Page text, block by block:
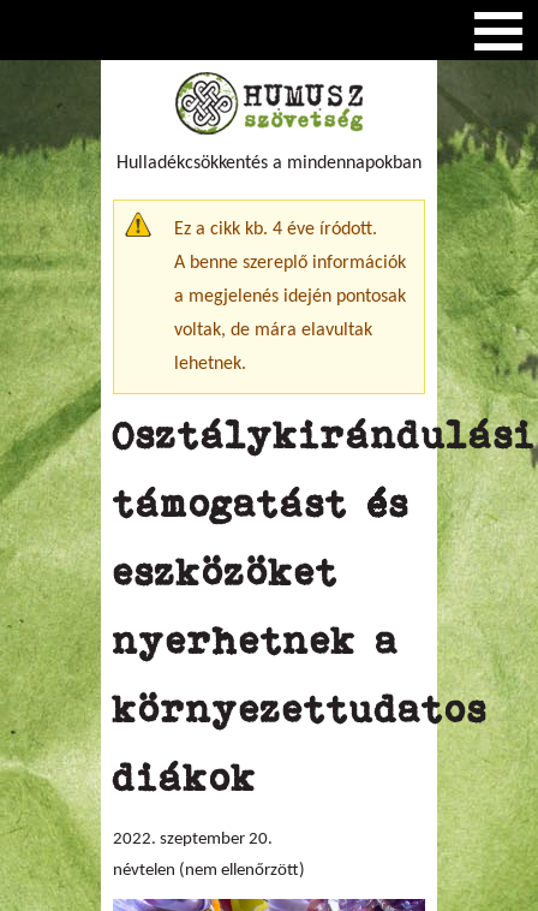
Hulladékcsökkentés a mindennapokban
Figyelmeztető üzenet
Ez a cikk kb. 4 éve íródott.
A benne szereplő információk
a megjelenés idején pontosak
voltak, de mára elavultak
lehetnek.
Osztálykirándulási
támogatást és
eszközöket
nyerhetnek a
környezettudatos
diákok
2022. szeptember 20.
névtelen (nem ellenőrzött)